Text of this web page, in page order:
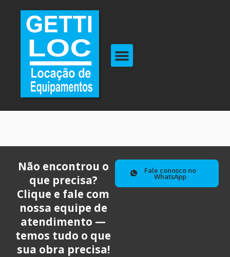
Não encontrou o
que precisa?
Clique e fale com
nossa equipe de
atendimento —
temos tudo o que
sua obra precisa!
Fale conosco no
WhatsApp